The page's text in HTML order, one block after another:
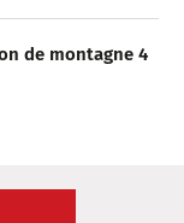
de montagne 4